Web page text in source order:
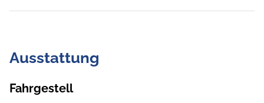
Ausstattung
Fahrgestell